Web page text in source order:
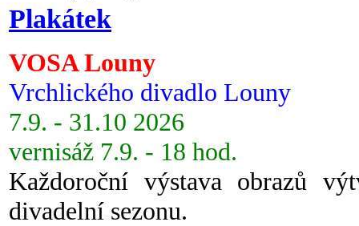
Plakátek
VOSA Louny
Vrchlického divadlo Louny
7.9. - 31.10 2026
vernisáž 7.9. - 18 hod.
Každoroční výstava obrazů
divadelní sezonu.